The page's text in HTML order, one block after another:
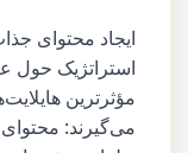
ایجاد محتوای
استراتژیک حول
مؤثرترین
می‌گیرند: